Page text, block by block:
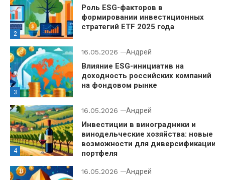
2
Роль ESG-факторов в
формировании инвестиционных
стратегий ETF 2025 года
3
16.05.2026 Андрей
Влияние ESG-инициатив на
доходность российских компаний
на фондовом рынке
4
16.05.2026 Андрей
Инвестиции в виноградники и
винодельческие хозяйства: новые
возможности для диверсификации
портфеля
16.05.2026 Андрей